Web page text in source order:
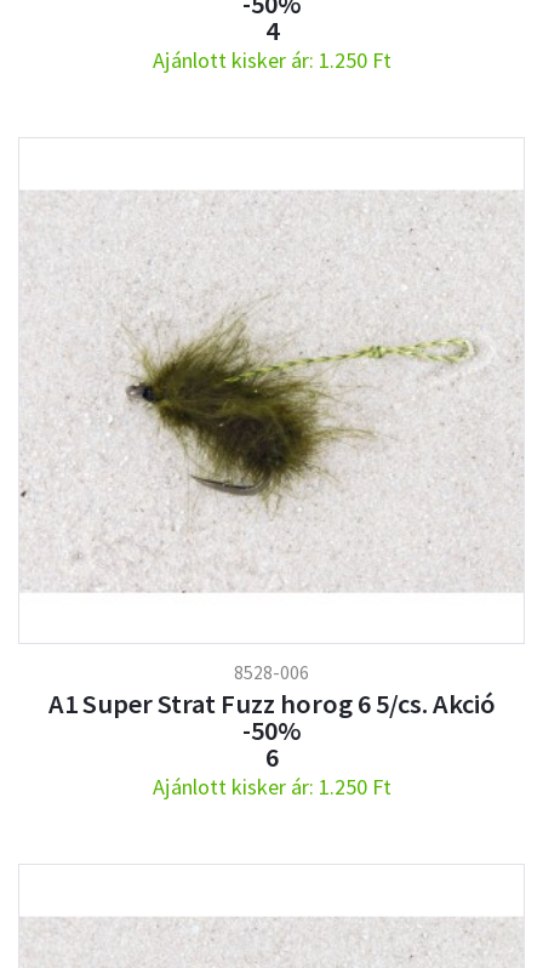
4
Ajánlott kisker ár: 1.250 Ft
8528-006
A1 Super Strat Fuzz horog 6 5/cs. Akció
-50%
6
Ajánlott kisker ár: 1.250 Ft